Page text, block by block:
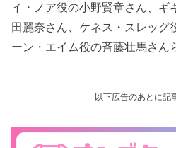
イ・ノア役の小野賢章さん、ギ
田麗奈さん、ケネス・スレッグ
ーン・エイム役の斉藤壮馬さん
以下広告のあとに記